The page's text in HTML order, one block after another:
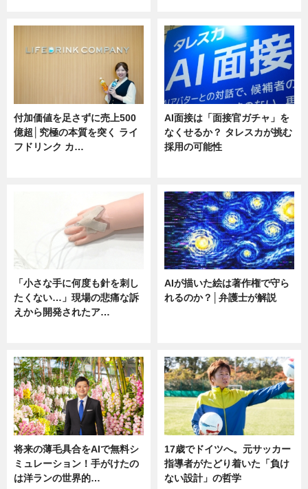
付加価値を足さずに売上500
億超│究極の本質を突く ライ
フドリンク カ…
AI面接は「面接官ガチャ」を
なくせるか？ タレスカが挑む
採用の可能性
「小さな手に何度も針を刺し
たくない…」現場の悲痛な訴
えから開発されたア…
AIが描いた絵は著作権で守ら
れるのか？│弁護士が解説
将来の薄毛具合をAIで無料シ
ミュレーション！手がけたの
は洋ランの世界的…
17歳でドイツへ。元サッカー
指導者がたどり着いた「負け
ない設計」の哲学